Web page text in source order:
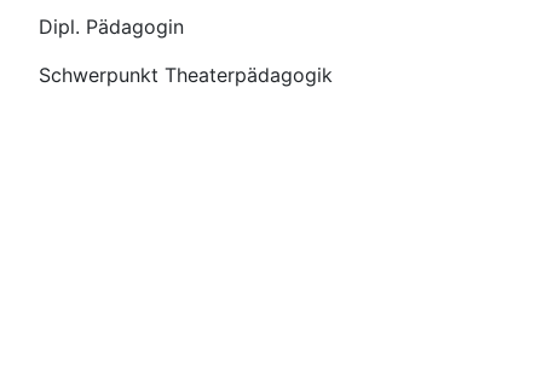
Dipl. Pädagogin
Schwerpunkt Theaterpädagogik